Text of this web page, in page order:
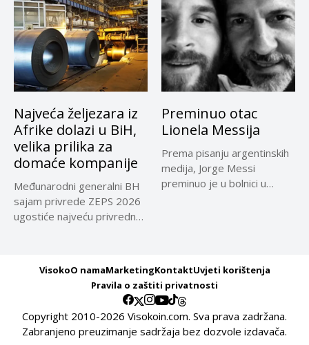
Najveća željezara iz
Afrike dolazi u BiH,
velika prilika za
domaće kompanije
Međunarodni generalni BH
sajam privrede ZEPS 2026
ugostiće najveću privrednu
Preminuo otac
Lionela Messija
Prema pisanju argentinskih
medija, Jorge Messi
preminuo je u bolnici u
VisokoO namaMarketingKontaktUvjeti korištenja
Pravila o zaštiti privatnosti
Copyright 2010-2026 Visokoin.com. Sva prava zadržana.
Zabranjeno preuzimanje sadržaja bez dozvole izdavača.